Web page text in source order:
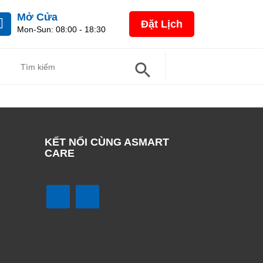
Đặt Lịch
Mở Cửa
Mon-Sun: 08:00 - 18:30
For:
KẾT NỐI CÙNG ASMART
CARE